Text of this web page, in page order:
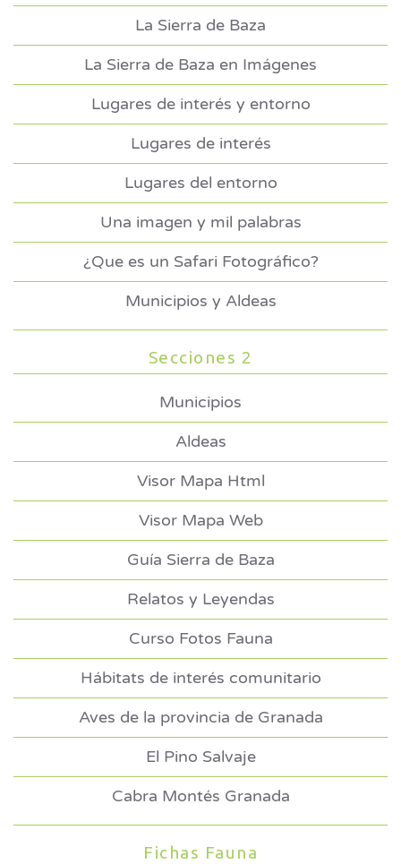
La Sierra de Baza
La Sierra de Baza en Imágenes
Lugares de interés y entorno
Lugares de interés
Lugares del entorno
Una imagen y mil palabras
¿Que es un Safari Fotográfico?
Municipios y Aldeas
Secciones 2
Municipios
Aldeas
Visor Mapa Html
Visor Mapa Web
Guía Sierra de Baza
Relatos y Leyendas
Curso Fotos Fauna
Hábitats de interés comunitario
Aves de la provincia de Granada
El Pino Salvaje
Cabra Montés Granada
Fichas Fauna